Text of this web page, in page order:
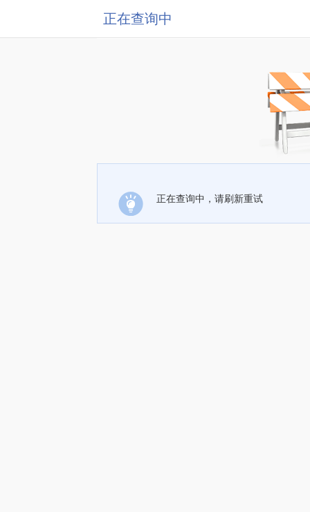
正在查询中
正在查询中，请刷新重试